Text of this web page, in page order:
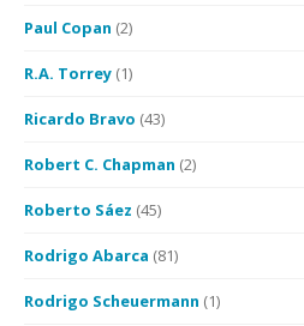
Paul Copan (2)
R.A. Torrey (1)
Ricardo Bravo (43)
Robert C. Chapman (2)
Roberto Sáez (45)
Rodrigo Abarca (81)
Rodrigo Scheuermann (1)